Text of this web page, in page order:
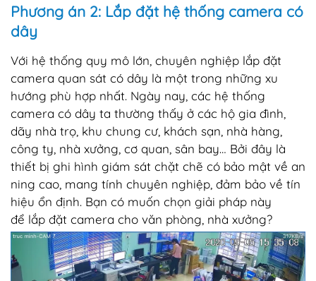
Phương án 2: Lắp đặt hệ thống camera có
dây
Với hệ thống quy mô lớn, chuyên nghiệp lắp đặt
camera quan sát có dây là một trong những xu
hướng phù hợp nhất. Ngày nay, các hệ thống
camera có dây ta thường thấy ở các hộ gia đình,
dãy nhà trọ, khu chung cư, khách sạn, nhà hàng,
công ty, nhà xưởng, cơ quan, sân bay… Bởi đây là
thiết bị ghi hình giám sát chặt chẽ có bảo mật về an
ning cao, mang tính chuyên nghiệp, đảm bảo về tín
hiệu ổn định. Bạn có muốn chọn giải pháp này
để lắp đặt camera cho văn phòng, nhà xưởng?